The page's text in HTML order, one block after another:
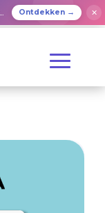
Ontdekken → ✕